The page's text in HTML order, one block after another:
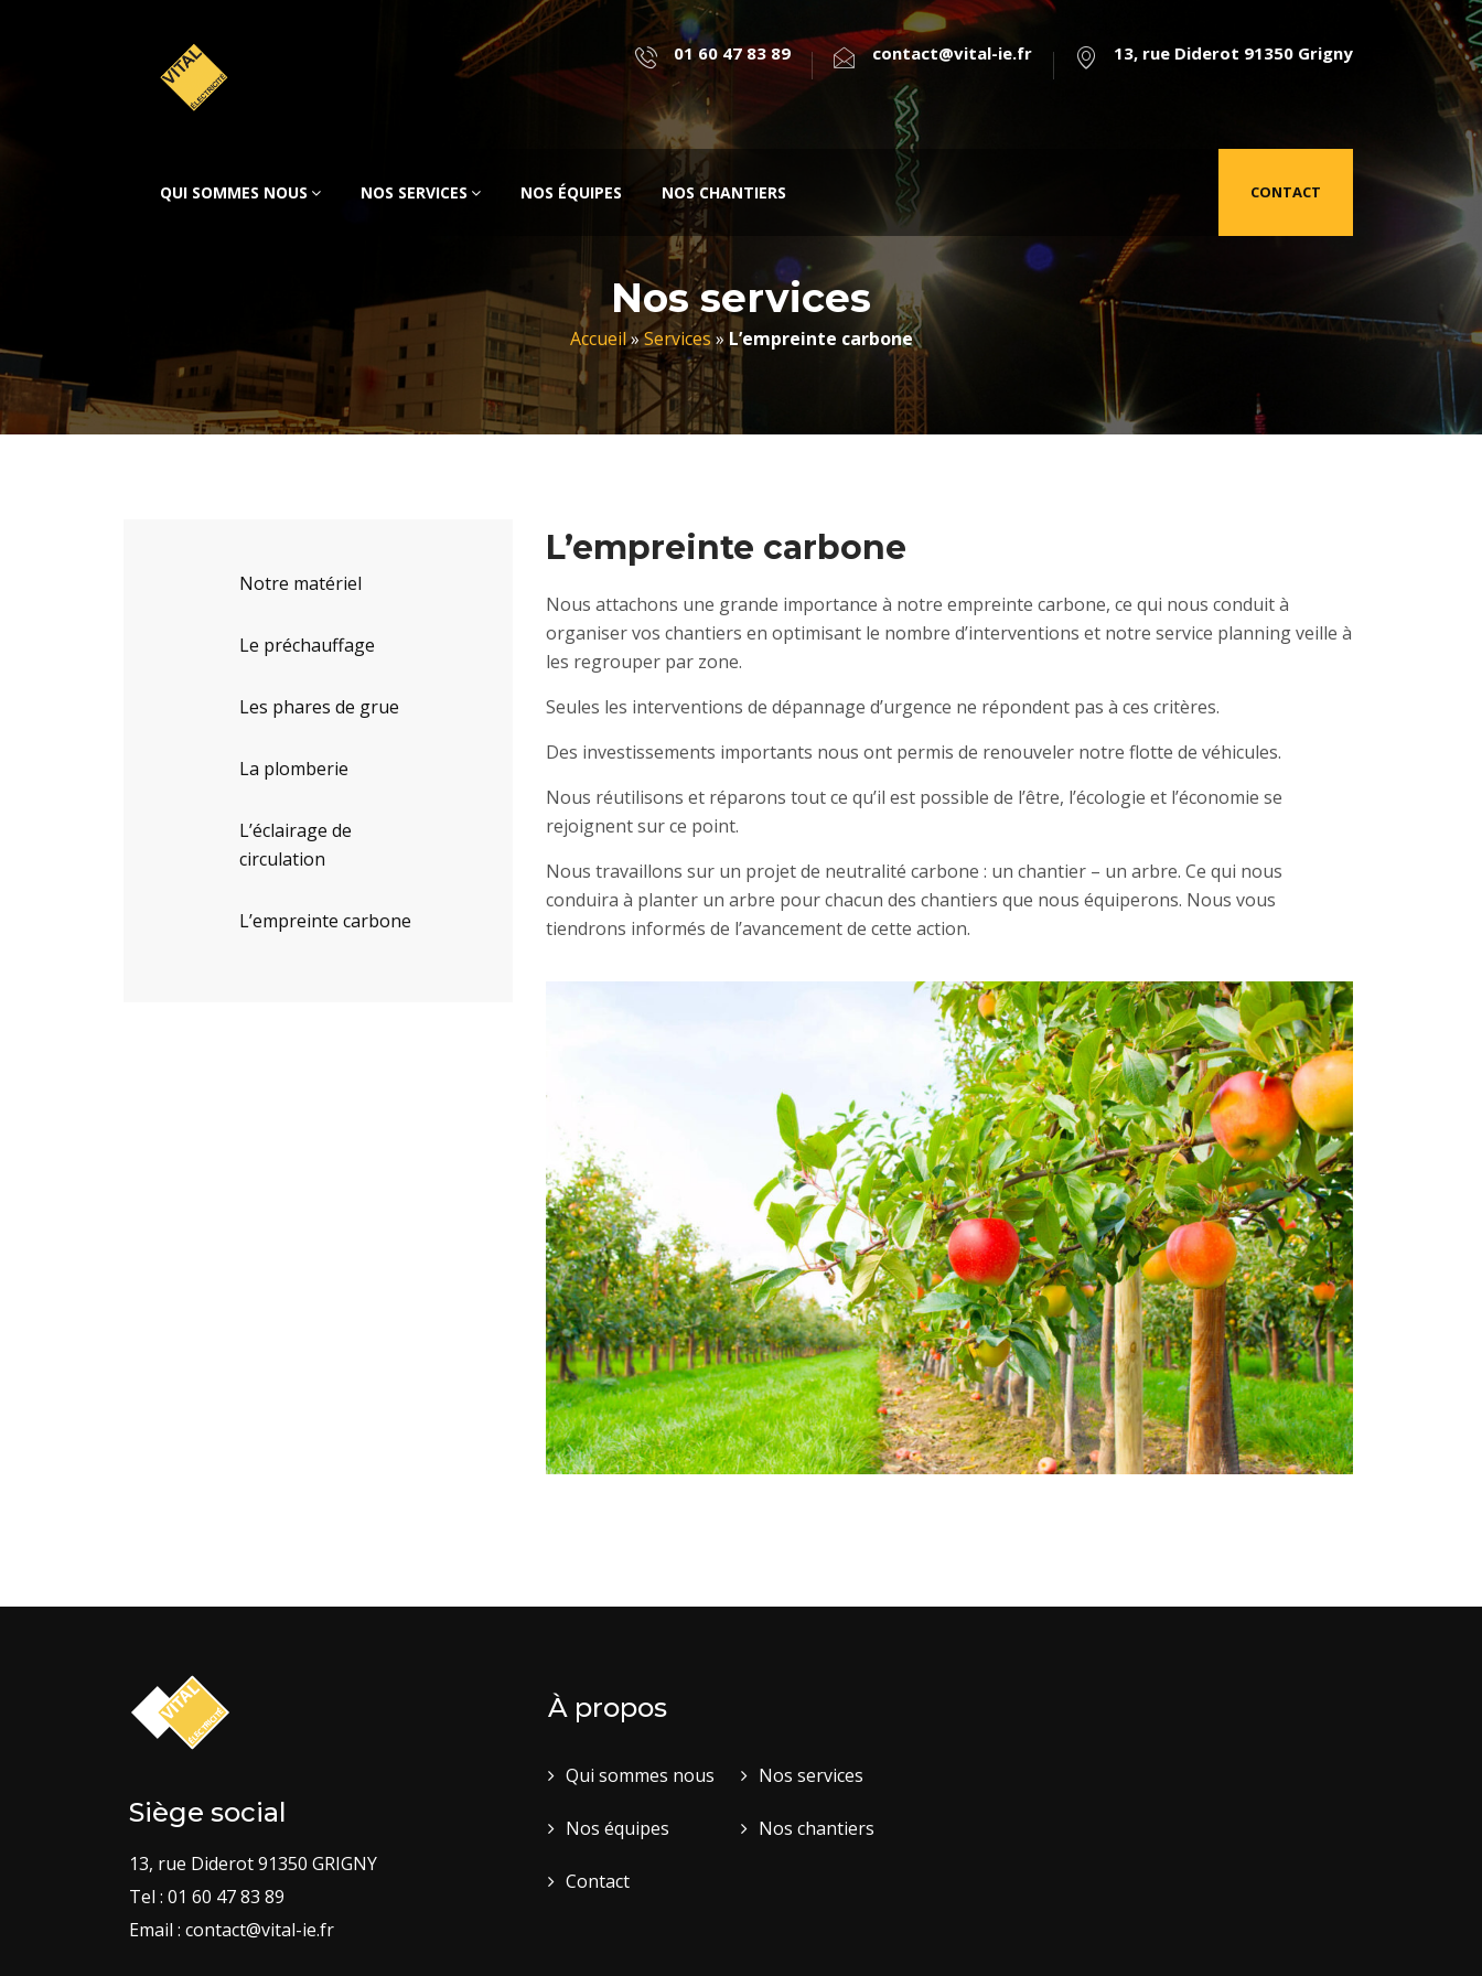
01 60 47 83 89 contact@vital-ie.fr 13, rue Diderot 91350 Grigny
QUI SOMMES NOUS NOS SERVICES NOS ÉQUIPES NOS CHANTIERS CONTACT
Nos services
Accueil»Services» L’empreinte carbone
Notre matériel
Le préchauffage
Les phares de grue
La plomberie
L’éclairage de
circulation
L’empreinte carbone
L’empreinte carbone
Nous attachons une grande importance à notre empreinte carbone, ce qui nous conduit à
organiser vos chantiers en optimisant le nombre d’interventions et notre service planning veille à
les regrouper par zone.
Seules les interventions de dépannage d’urgence ne répondent pas à ces critères.
Des investissements importants nous ont permis de renouveler notre flotte de véhicules.
Nous réutilisons et réparons tout ce qu’il est possible de l’être, l’écologie et l’économie se
rejoignent sur ce point.
Nous travaillons sur un projet de neutralité carbone : un chantier – un arbre. Ce qui nous
conduira à planter un arbre pour chacun des chantiers que nous équiperons. Nous vous
tiendrons informés de l’avancement de cette action.
Siège social
13, rue Diderot 91350 GRIGNY
Tel : 01 60 47 83 89
Email : contact@vital-ie.fr
À propos
Qui sommes nous Nos services
Nos équipes Nos chantiers
Contact